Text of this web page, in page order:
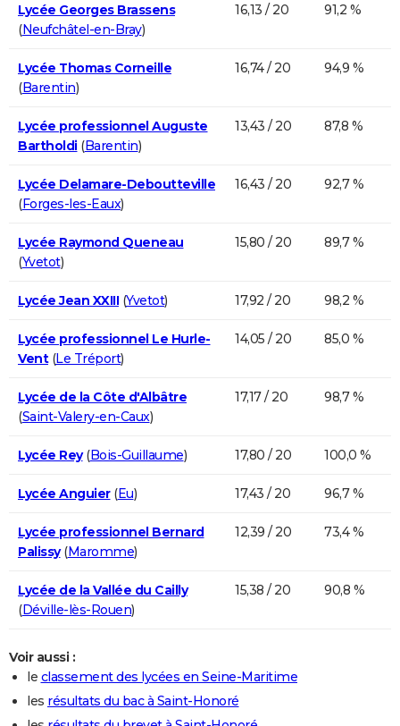
Lycée Georges Brassens
(Neufchâtel-en-Bray)
16,13 / 20 91,2 %
Lycée Thomas Corneille
(Barentin)
16,74 / 20 94,9 %
Lycée professionnel Auguste
Bartholdi(Barentin)
13,43 / 20 87,8 %
Lycée Delamare-Deboutteville
(Forges-les-Eaux)
16,43 / 20 92,7 %
Lycée Raymond Queneau
(Yvetot)
15,80 / 20 89,7 %
Lycée Jean XXIII(Yvetot) 17,92 / 20 98,2 %
Lycée professionnel Le Hurle-
Vent(Le Tréport)
14,05 / 20 85,0 %
Lycée de la Côte d'Albâtre
(Saint-Valery-en-Caux)
17,17 / 20 98,7 %
Lycée Rey(Bois-Guillaume) 17,80 / 20 100,0 %
Lycée Anguier(Eu) 17,43 / 20 96,7 %
Lycée professionnel Bernard
Palissy(Maromme)
12,39 / 20 73,4 %
Lycée de la Vallée du Cailly
(Déville-lès-Rouen)
15,38 / 20 90,8 %
Voir aussi :
le classement des lycées en Seine-Maritime
les résultats du bac à Saint-Honoré